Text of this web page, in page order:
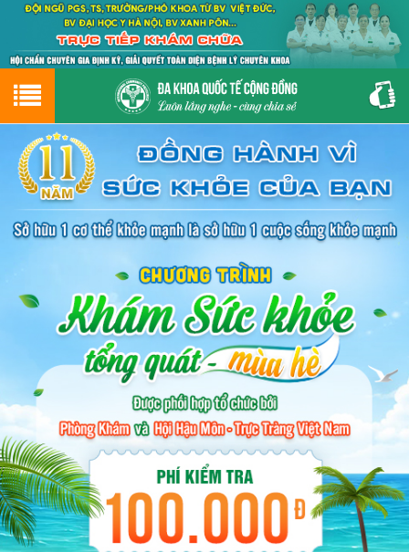
Hotline0243.9656.999tư vấn miễn phí
GIỚI THIỆU
GIỚI THIỆU VỀ PHÒNG KHÁM
CƠ SỞ VẬT CHẤT
ĐẶT HẸN LỊCH KHÁM
ĐƯỜNG TỚI PHÒNG KHÁM
PHỤ KHOA
BỆNH HẬU MÔN
BỆNH XÃ HỘI